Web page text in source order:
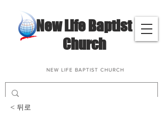
​New Life Baptist
Church
NEW LIFE BAPTIST CHURCH
< 뒤로